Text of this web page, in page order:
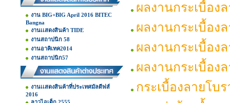
งาน BIG+BIG April 2016 BITEC
Bangna
งานเเสดงสินค้า TIDE
งานสถาปนิก 58
งานอาคิเทค2014
งานสถาปนิก57
งานเเสดงสินค้าที่ประเทศมัลดีฟส์
2016
ผลงานกระเบื้อง
ผลงานกระเบื้อง
ผลงานกระเบื้อง
ผลงานกระเบื้อง
กระเบื้องลายโบ